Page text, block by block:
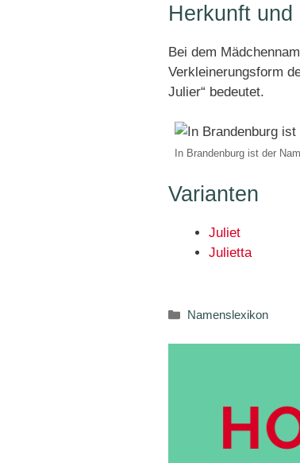
Herkunft
Bei dem
Verkleinerungsform
Julier“ bedeutet.
In Brandenburg ist der
Varianten
Juliet
Julietta
Kategorien
Namenslexikon